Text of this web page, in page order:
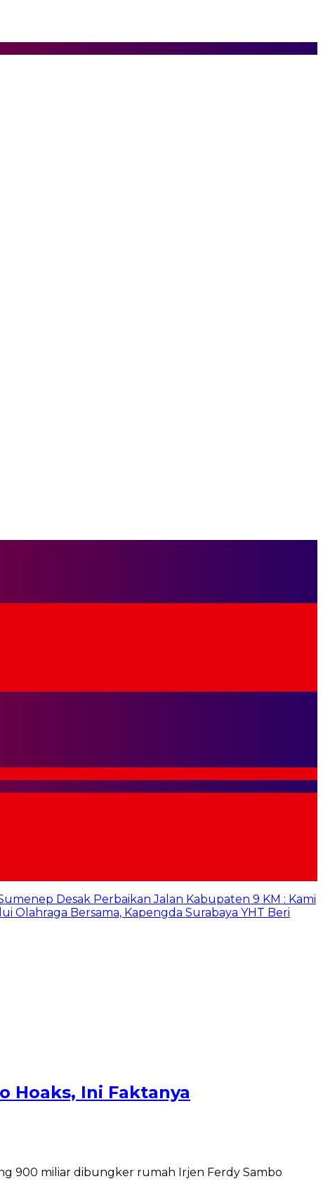
Desak Perbaikan Jalan Kabupaten 9 KM : Kami
Olahraga Bersama, Kapengda Surabaya YHT Beri
Hoaks, Ini Faktanya
900 miliar dibungker rumah Irjen Ferdy Sambo